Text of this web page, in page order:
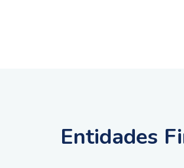
Entidades